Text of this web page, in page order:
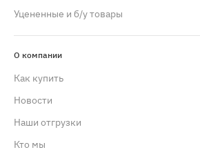
Уцененные и б/у товары
О компании
Как купить
Новости
Наши отгрузки
Кто мы